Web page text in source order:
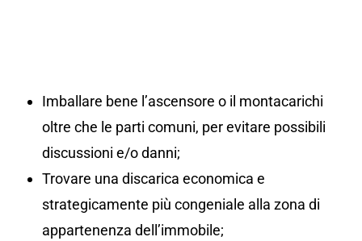
Imballare bene l’ascensore o il montacarichi
oltre che le parti comuni, per evitare possibili
discussioni e/o danni;
Trovare una discarica economica e
strategicamente più congeniale alla zona di
appartenenza dell’immobile;